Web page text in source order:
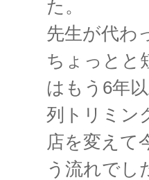
た。
先生が代わ
ちょっとと
はもう6年
列トリミン
店を変えて
う流れでし